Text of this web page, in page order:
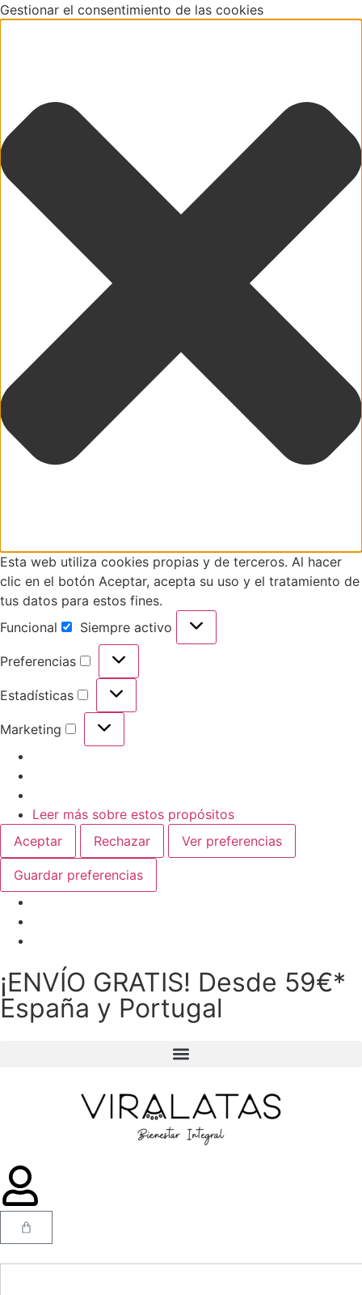
Gestionar el consentimiento de las cookies
Esta web utiliza cookies propias y de terceros. Al hacer
clic en el botón Aceptar, acepta su uso y el tratamiento de
tus datos para estos fines.
Funcional
Siempre activo
Preferencias
Estadísticas
Marketing
Leer más sobre estos propósitos
Aceptar
Rechazar Ver preferencias
Guardar preferencias
¡ENVÍO GRATIS! Desde 59€*
España y Portugal